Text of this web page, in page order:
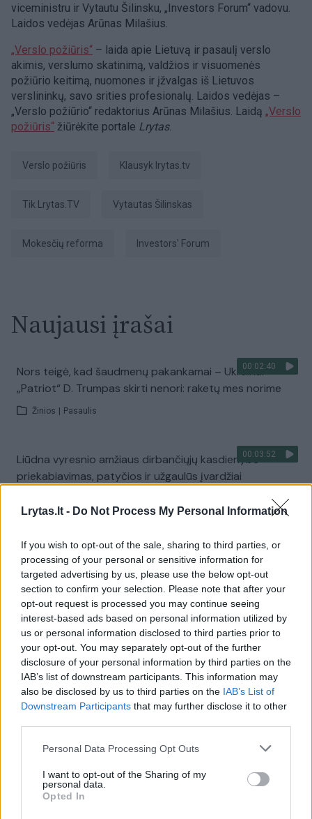
Lrytas.lt - Do Not Process My Personal Information
If you wish to opt-out of the sale, sharing to third parties, or
processing of your personal or sensitive information for
targeted advertising by us, please use the below opt-out
section to confirm your selection. Please note that after your
opt-out request is processed you may continue seeing
interest-based ads based on personal information utilized by
us or personal information disclosed to third parties prior to
your opt-out. You may separately opt-out of the further
disclosure of your personal information by third parties on the
IAB’s list of downstream participants. This information may
also be disclosed by us to third parties on the IAB’s List of
Downstream Participants that may further disclose it to other
Personal Data Processing Opt Outs
I want to opt-out of the Sharing of my
personal data.
Opted In
viceministru ir Vytautu Šilinsku, „Investors Forum“ vadovu.
Laidos vedėjas Arūnas Milašius.
„Verslo požiūris“ – laida apie Lietuvą ir pasaulį verslo
akimis, verslumo skatinimą, valdžios ir visuomenės
požiūrio keitimą, nuomones ir įžvalgas iš Lietuvos
verslininkų, savo srities profesionalų. Laidos vedėjas –
„Verslo požiūrio“ redaktorius Arūnas Milašius. Laidą „Verslo
požiūris“ žiūrėkite portale Lrytas.
Verslo požiūris Klausyk lrytas.tv
tik Lrytas.TV Vytautas Šilinskas
mokesčių reforma Investors' Forum
Naujausi įrašai
00:02:40
Nors teigė, kad šaudmenų pakankamai – Ukrainai
„Patriot“ D. Trumpas skirti nenori: raketų mes norime
Žinios Pasaulis
00:03:52
Liūdna vyresnio amžiaus dirbančiųjų kasdienybė –
priekabiavimas, patyčios ir užgaulūs įvardžiai
00:00:29
Tailandą sukrėtė protu nesuvokiamas išpuolis:
paauglys nušovė senelius, 3 mokytojus ir 3 moksleivius
Žinios | Pasaulis
00:02:08
Aukštaitijos pučiamųjų orkestras Nyderlanduose
apgynė čempionų vardą
Žinios Lietuvos diena
Žiūrimiausi įrašai